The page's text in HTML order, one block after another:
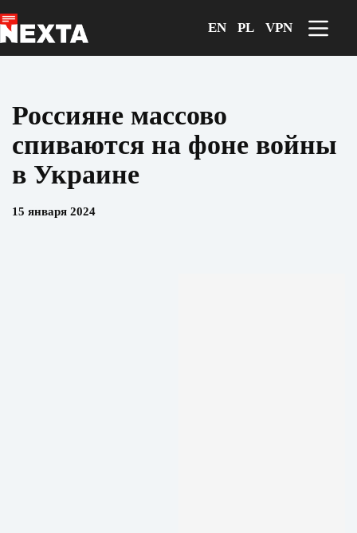
к
сути
EN PL VPN
Россияне массово
спиваются на фоне войны
в Украине
15 января 2024